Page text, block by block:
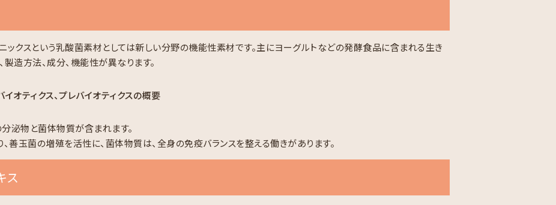
ニックスという乳酸菌素材としては新しい分野の機能性素材です。主にヨーグルトなどの発酵食品に含まれる生き
製造方法、成分、機能性が異なります。
分泌物と菌体物質が含まれます。
善玉菌の増殖を活性に、菌体物質は、全身の免疫バランスを整える働きがあります。
ス